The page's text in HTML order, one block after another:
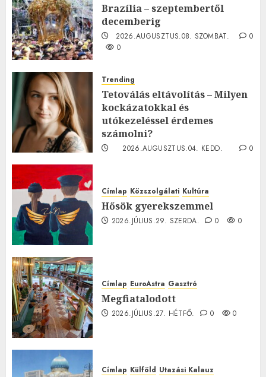
Brazília – szeptembertől
decemberig
2026.AUGUSZTUS.08. SZOMBAT.
0
0
Trending
Tetoválás eltávolítás – Milyen
kockázatokkal és
utókezeléssel érdemes
számolni?
2026.AUGUSZTUS.04. KEDD.
0
Címlap Közszolgálati Kultúra
Hősök gyerekszemmel
2026.JÚLIUS.29. SZERDA. 0 0
Címlap EuroAstra Gasztró
Megfiatalodott
2026.JÚLIUS.27. HÉTFŐ. 0 0
Címlap Külföld Utazási Kalauz